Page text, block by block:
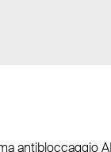
antibloccaggio